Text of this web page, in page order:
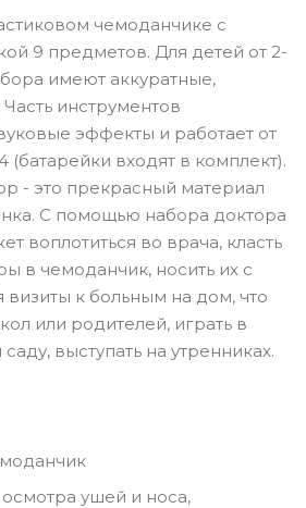
чемоданчике с
9 предметов. Для детей от 2-
имеют аккуратные,
инструментов
эффекты и работает от
(батарейки входят в комплект).
- это прекрасный материал
С помощью набора доктора
воплотиться во врача, класть
в чемоданчик, носить их с
визиты к больным на дом, что
или родителей, играть в
выступать на утренниках.
ушей и носа,